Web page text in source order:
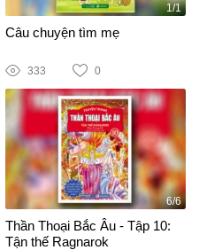
1/1
Câu chuyện tìm mẹ
333 0
6/6
Thần Thoại Bắc Âu - Tập 10:
Tận thế Ragnarok